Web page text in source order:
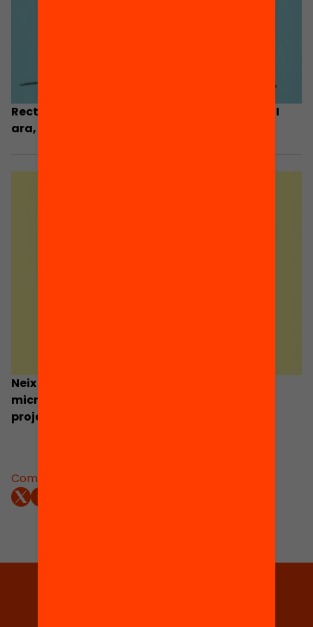
Comparteix:
Recta final de la crida oberta Fem Educació. I
ara, com seguim?
Neix Fem Educació, una plataforma de
micromecenatge per emprenedors amb
projectes d’innovació educativa